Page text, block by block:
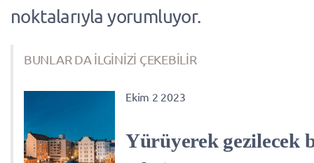
noktalarıyla yorumluyor.
BUNLAR DA İLGİNİZİ ÇEKEBİLİR
Ekim 2 2023
Yürüyerek gezilecek